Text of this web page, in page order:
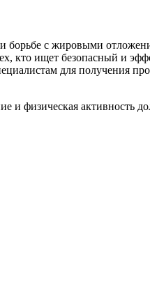
борьбе с жировыми
кто ищет безопасный и
для получения
и физическая